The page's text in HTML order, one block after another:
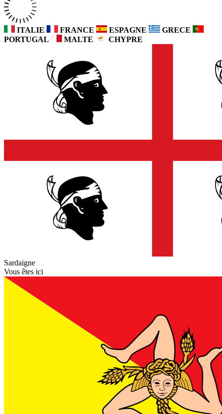
ITALIE FRANCE ESPAGNE
GRECE
PORTUGAL
MALTE CHYPRE
Sardaigne
Vous êtes ici